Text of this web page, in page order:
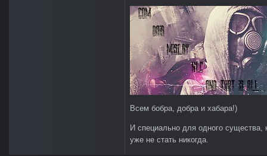
Всем бобра, добра и хабара!)
И специально для одного
уже не стать никогда.